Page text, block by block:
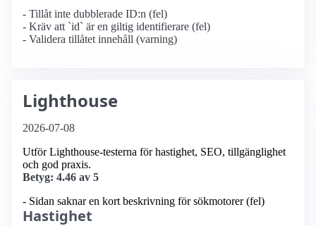
- Tillåt inte dubblerade ID:n (fel)
- Kräv att `id` är en giltig identifierare (fel)
- Validera tillåtet innehåll (varning)
Lighthouse
2026-07-08
Utför Lighthouse-testerna för hastighet, SEO, tillgänglighet
och god praxis.
Betyg: 4.46 av 5
- Sidan saknar en kort beskrivning för sökmotorer (fel)
Hastighet